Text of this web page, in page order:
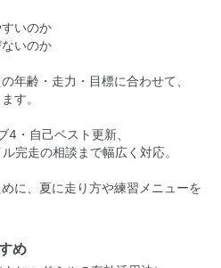
いのか
いのか
年齢・走力・目標に合わせて、
す。
4・自己ベスト更新、
完走の相談まで幅広く対応。
に、夏に走り方や練習メニューを
め